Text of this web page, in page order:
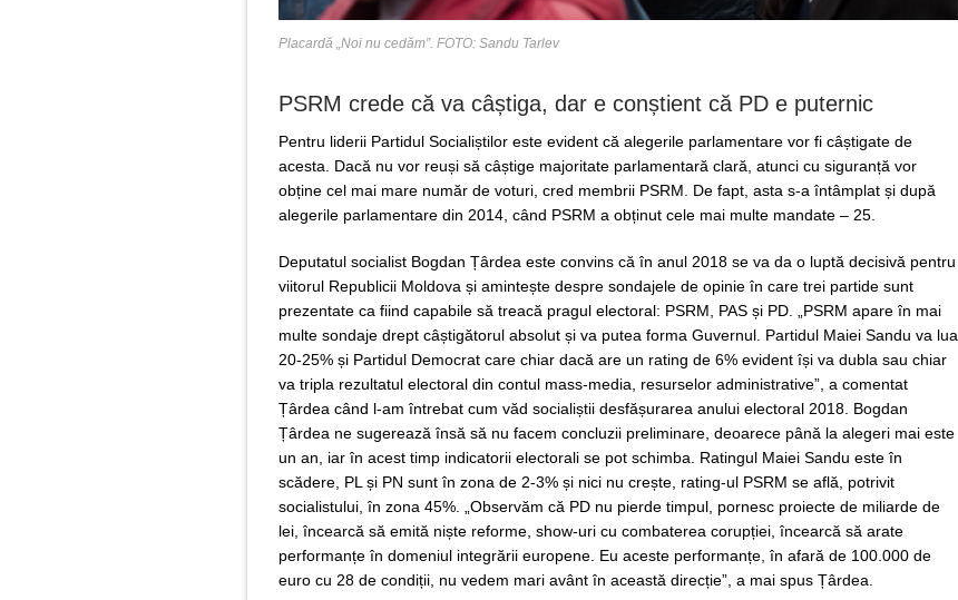
Placardă „Noi nu cedăm”. FOTO: Sandu Tarlev
PSRM crede că va câștiga, dar e conștient că PD e puternic
Pentru liderii Partidul Socialiștilor este evident că alegerile parlamentare vor fi câștigate de
acesta. Dacă nu vor reuși să câștige majoritate parlamentară clară, atunci cu siguranță vor
obține cel mai mare număr de voturi, cred membrii PSRM. De fapt, asta s-a întâmplat și după
alegerile parlamentare din 2014, când PSRM a obținut cele mai multe mandate – 25.
Deputatul socialist Bogdan Țârdea este convins că în anul 2018 se va da o luptă decisivă pentru
viitorul Republicii Moldova și amintește despre sondajele de opinie în care trei partide sunt
prezentate ca fiind capabile să treacă pragul electoral: PSRM, PAS și PD. „PSRM apare în mai
multe sondaje drept câștigătorul absolut și va putea forma Guvernul. Partidul Maiei Sandu va lua
20-25% și Partidul Democrat care chiar dacă are un rating de 6% evident își va dubla sau chiar
va tripla rezultatul electoral din contul mass-media, resurselor administrative”, a comentat
Țârdea când l-am întrebat cum văd socialiștii desfășurarea anului electoral 2018. Bogdan
Țârdea ne sugerează însă să nu facem concluzii preliminare, deoarece până la alegeri mai este
un an, iar în acest timp indicatorii electorali se pot schimba. Ratingul Maiei Sandu este în
scădere, PL și PN sunt în zona de 2-3% și nici nu crește, rating-ul PSRM se află, potrivit
socialistului, în zona 45%. „Observăm că PD nu pierde timpul, pornesc proiecte de miliarde de
lei, încearcă să emită niște reforme, show-uri cu combaterea corupției, încearcă să arate
performanțe în domeniul integrării europene. Eu aceste performanțe, în afară de 100.000 de
euro cu 28 de condiții, nu vedem mari avânt în această direcție”, a mai spus Țârdea.